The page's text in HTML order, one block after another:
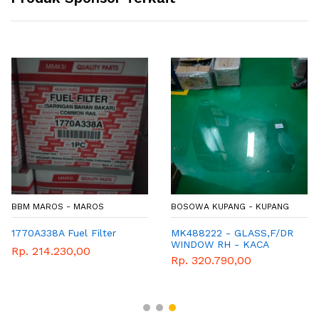
BBM MAROS - MAROS
1770A338A Fuel Filter
Rp. 214.230,00
BOSOWA KUPANG - KUPANG
MK488222 - GLASS,F/DR
WINDOW RH - KACA
PINTU TURBO KANAN
Rp. 320.790,00